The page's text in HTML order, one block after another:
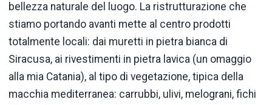
bellezza naturale del luogo. La ristrutturazione che
stiamo portando avanti mette al centro prodotti
totalmente locali: dai muretti in pietra bianca di
Siracusa, ai rivestimenti in pietra lavica (un omaggio
alla mia Catania), al tipo di vegetazione, tipica della
macchia mediterranea: carrubbi, ulivi, melograni, fichi